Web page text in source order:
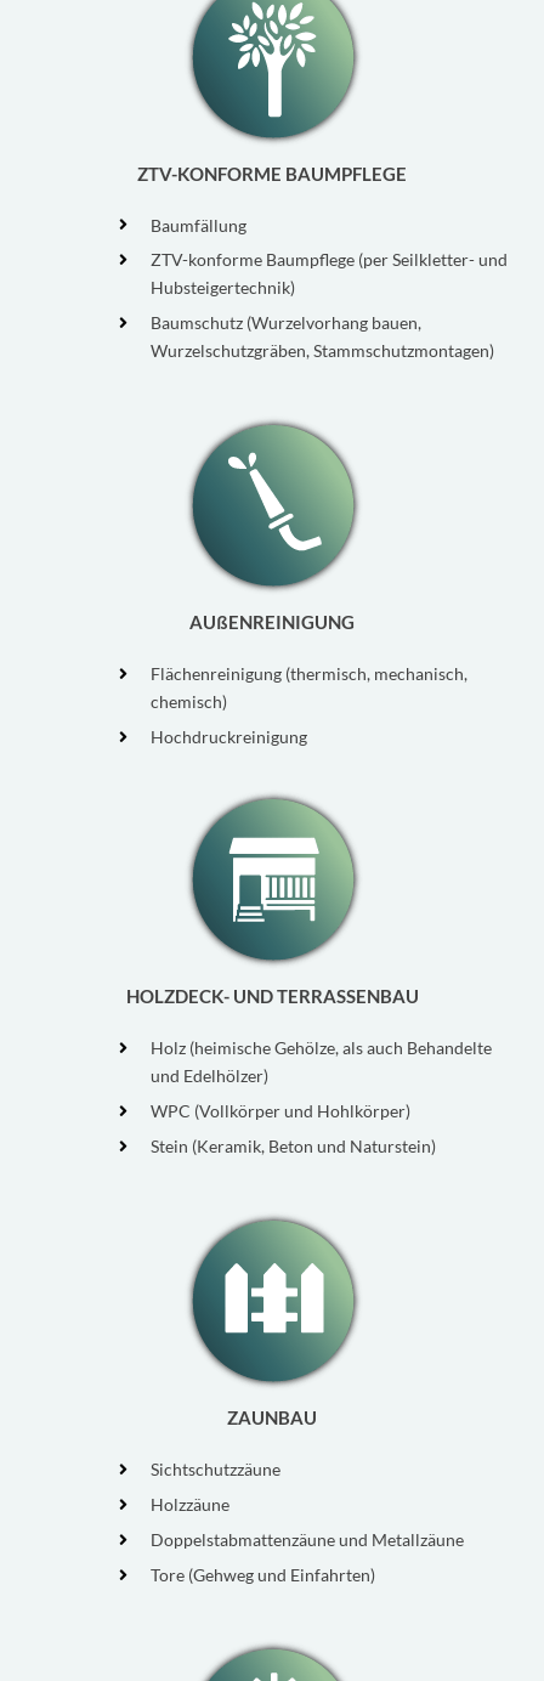
ZTV-KONFORME BAUMPFLEGE
Baumfällung
ZTV-konforme Baumpflege (per Seilkletter- und
Hubsteigertechnik)
Baumschutz (Wurzelvorhang bauen,
Wurzelschutzgräben, Stammschutzmontagen)
AUßENREINIGUNG
Flächenreinigung (thermisch, mechanisch,
chemisch)
Hochdruckreinigung
HOLZDECK- UND TERRASSENBAU
Holz (heimische Gehölze, als auch Behandelte
und Edelhölzer)
WPC (Vollkörper und Hohlkörper)
Stein (Keramik, Beton und Naturstein)
ZAUNBAU
Sichtschutzzäune
Holzzäune
Doppelstabmattenzäune und Metallzäune
Tore (Gehweg und Einfahrten)